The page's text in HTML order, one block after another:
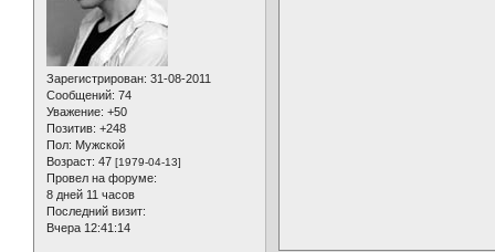
Зарегистрирован: 31-08-2011
Сообщений: 74
Уважение: +50
Позитив: +248
Пол: Мужской
Возраст: 47 [1979-04-13]
Провел на форуме:
8 дней 11 часов
Последний визит:
Вчера 12:41:14